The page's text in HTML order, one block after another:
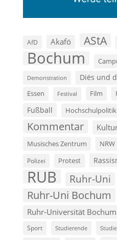
AfD Akafö AStA
Bochum
Demonstration Diës und
Essen Festival Film
Fußball Hochschulpolitik
Kommentar
Musisches Zentrum NRW
Polizei Protest
RUB Ruhr-Uni
Ruhr-Uni Bochum
Ruhr-Universität Bochum
Sport Studierende